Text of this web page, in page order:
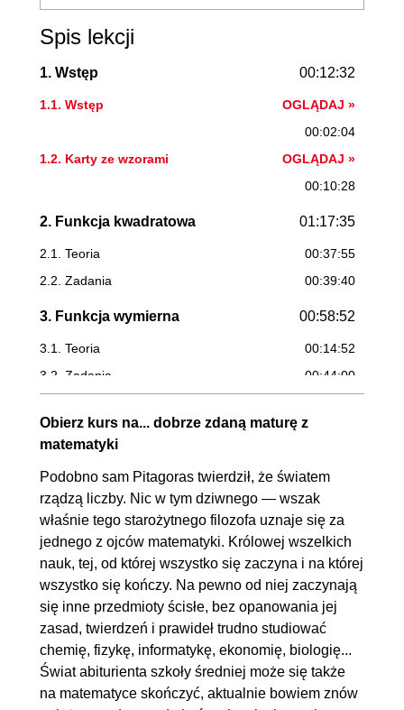
Spis lekcji
1. Wstęp 00:12:32
1.1. Wstęp
OGLĄDAJ »
00:02:04
1.2. Karty ze wzorami
OGLĄDAJ »
00:10:28
2. Funkcja kwadratowa 01:17:35
2.1. Teoria
00:37:55
2.2. Zadania
00:39:40
3. Funkcja wymierna 00:58:52
3.1. Teoria
00:14:52
3.2. Zadania
00:44:00
Obierz kurs na... dobrze zdaną maturę z
matematyki
Podobno sam Pitagoras twierdził, że światem
rządzą liczby. Nic w tym dziwnego — wszak
właśnie tego starożytnego filozofa uznaje się za
jednego z ojców matematyki. Królowej wszelkich
nauk, tej, od której wszystko się zaczyna i na której
wszystko się kończy. Na pewno od niej zaczynają
się inne przedmioty ścisłe, bez opanowania jej
zasad, twierdzeń i prawideł trudno studiować
chemię, fizykę, informatykę, ekonomię, biologię...
Świat abiturienta szkoły średniej może się także
na matematyce skończyć, aktualnie bowiem znów